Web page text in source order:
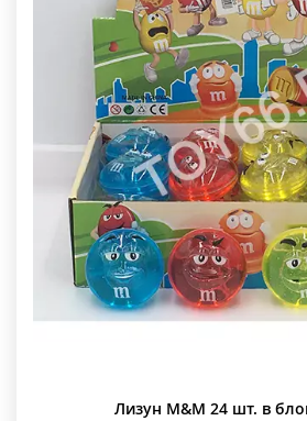
Лизун M&M 24 шт. в